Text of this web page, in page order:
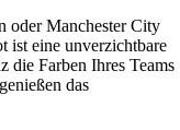
oder Manchester City
ist eine unverzichtbare
die Farben Ihres Teams
das